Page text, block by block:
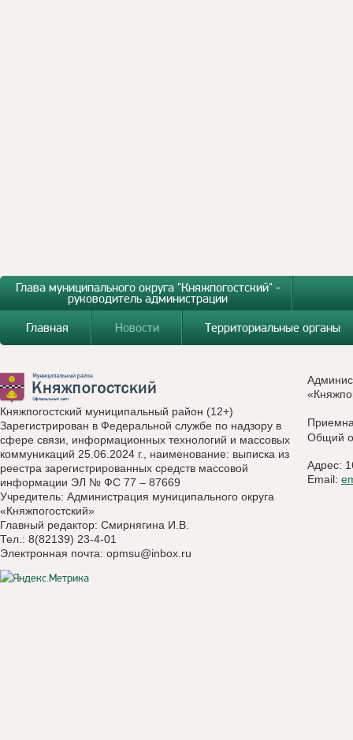
Глава муниципального округа "Княжпогостский" -
руководитель администрации
Главная
Новости Территориальные органы
Княжпогостский муниципальный район (12+)
Зарегистрирован в Федеральной службе по надзору в
сфере связи, информационных технологий и массовых
коммуникаций 25.06.2024 г., наименование: выписка из
реестра зарегистрированных средств массовой
информации ЭЛ № ФС 77 – 87669
Учредитель: Администрация муниципального округа
«Княжпогостский»
Главный редактор: Смирнягина И.В.
Тел.: 8(82139) 23-4-01
Электронная почта: opmsu@inbox.ru
Общий
Адрес:
Email: